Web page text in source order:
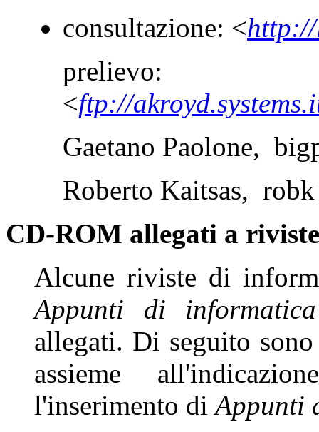
consultazione: <
prelievo:
<ftp://
Gaetano Paolone,
Roberto Kaitsas,
CD-ROM allegati a riviste
Alcune riviste di
Appunti di
allegati. Di seguito
assieme
l'inserimento diAppunti